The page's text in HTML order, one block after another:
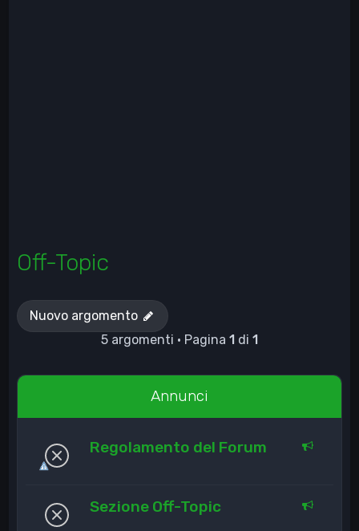
Off-Topic
Nuovo argomento
5 argomenti • Pagina 1 di 1
Annunci
Regolamento del Forum
Sezione Off-Topic